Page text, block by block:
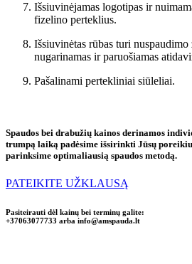
Išsiuvinėjamas logotipas ir
fizelino perteklius.
Išsiuvinėtas rūbas turi
nugarinamas ir paruošiamas
Pašalinami pertekliniai siūleliai.
Spaudos bei drabužių kainos derinamos
trumpą laiką padėsime išsirinkti Jūsų
parinksime optimaliausią spaudos metodą.
PATEIKITE UŽKLAUSĄ
Pasiteirauti dėl kainų bei terminų galite:
+37063077733 arba info@amspauda.lt